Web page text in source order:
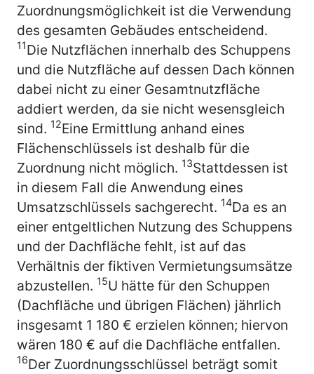
Zuordnungsmöglichkeit ist die Verwendung
des gesamten Gebäudes entscheidend.
11Die Nutzflächen innerhalb des Schuppens
und die Nutzfläche auf dessen Dach können
dabei nicht zu einer Gesamtnutzfläche
addiert werden, da sie nicht wesensgleich
sind. 12Eine Ermittlung anhand eines
Flächenschlüssels ist deshalb für die
Zuordnung nicht möglich. 13Stattdessen ist
in diesem Fall die Anwendung eines
Umsatzschlüssels sachgerecht. 14Da es an
einer entgeltlichen Nutzung des Schuppens
und der Dachfläche fehlt, ist auf das
Verhältnis der fiktiven Vermietungsumsätze
abzustellen. 15U hätte für den Schuppen
(Dachfläche und übrigen Flächen) jährlich
insgesamt 1 180 € erzielen können; hiervon
wären 180 € auf die Dachfläche entfallen.
16Der Zuordnungsschlüssel beträgt somit